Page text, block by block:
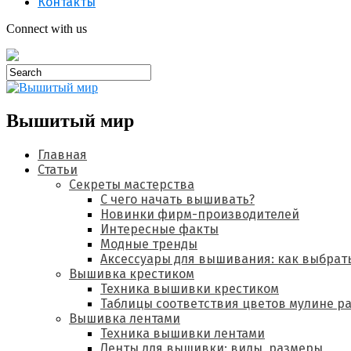
Connect with us
Вышитый мир
Главная
Статьи
Секреты мастерства
С чего начать вышивать?
Новинки фирм-производителей
Интересные факты
Модные тренды
Аксессуары для вышивания: как
Вышивка крестиком
Техника вышивки крестиком
Таблицы соответствия цветов мулине
Вышивка лентами
Техника вышивки лентами